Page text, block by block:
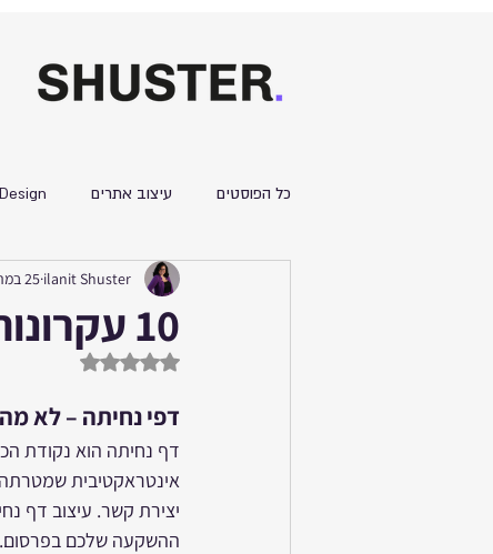
כל הפוסטים עיצוב אתרים
כתיבה שיווקית דפי נחיתה
10 עקרונות מובילים ליצירת דפי נחיתה ממירים
ilanit Shuster 25 במרץ 2025
דירוג של NaN מתוך 5 כוכבים
דפי נחיתה – לא
דף נחיתה הוא נקודת
אינטראקטיבית שמטרתה
יצירת קשר. עיצוב דף
ההשקעה שלכם בפרסום.